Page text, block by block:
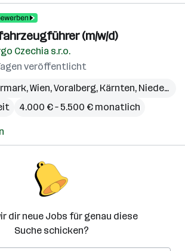
(m/w/d)
Czechia s.r.o.
veröffentlicht
,Wien,Voralberg, Kärnten, Niederösterreich
4.000 € – 5.500 € monatlich
dir neue Jobs für genau diese
Suche schicken?